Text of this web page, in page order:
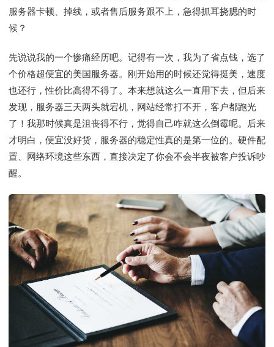
服务器卡顿、掉线，或者售后服务跟不上，急得抓耳挠腮的时
候？
先说说我的一个惨痛经历吧。记得有一次，我为了省点钱，选了
个价格超便宜的美国服务器。刚开始用的时候还觉得挺美，速度
也还行，性价比高得不得了。本来想就这么一直用下去，但后来
发现，服务器三天两头就宕机，网站经常打不开，客户都跑光
了！我那时候真是沮丧得不行，觉得自己咋就这么倒霉呢。后来
才明白，便宜没好货，服务器的稳定性真的是第一位的。硬件配
置、网络环境这些东西，直接决定了你会不会半夜被客户投诉吵
醒。